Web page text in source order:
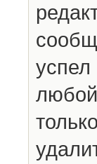
успел